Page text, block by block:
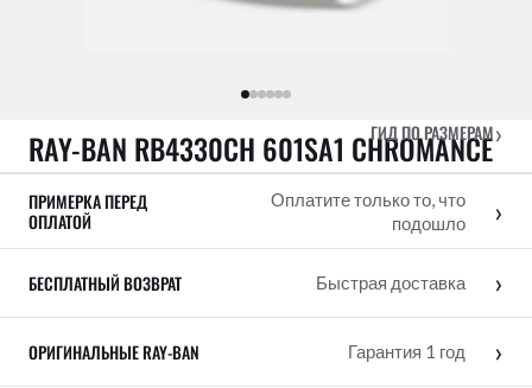
RAY-BAN RB4330CH 601SA1 CHROMANCE
ГИД ПО РАЗМЕРАМ›
ПРИМЕРКА ПЕРЕД
ОПЛАТОЙ
Оплатите только то, что
подошло
›
БЕСПЛАТНЫЙ ВОЗВРАТ Быстрая доставка ›
ОРИГИНАЛЬНЫЕ RAY-BAN Гарантия 1 год ›